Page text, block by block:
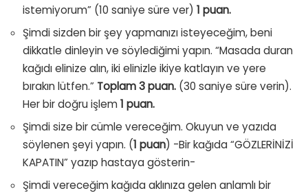
istemiyorum” (10 saniye süre ver) 1 puan.
Şimdi sizden bir şey yapmanızı isteyeceğim, beni
dikkatle dinleyin ve söylediğimi yapın. “Masada duran
kağıdı elinize alın, iki elinizle ikiye katlayın ve yere
bırakın lütfen.” Toplam 3 puan. (30 saniye süre verin).
Her bir doğru işlem 1 puan.
Şimdi size bir cümle vereceğim. Okuyun ve yazıda
söylenen şeyi yapın. (1 puan) -Bir kağıda “GÖZLERİNİZİ
KAPATIN” yazıp hastaya gösterin-
Şimdi vereceğim kağıda aklınıza gelen anlamlı bir